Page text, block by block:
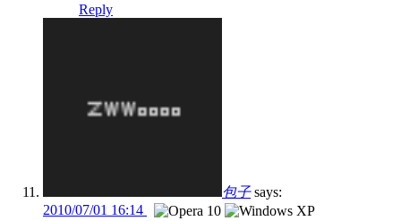
Reply
包子 says:
2010/07/01 16:14